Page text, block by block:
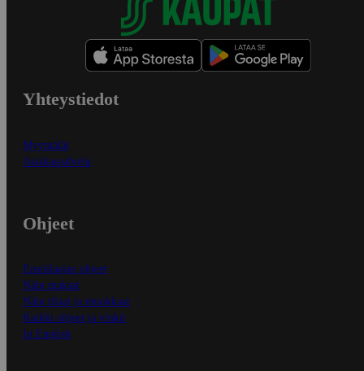
Yhteystiedot
Myymälät
Asiakaspalvelu
Ohjeet
Ensitilaajan ohjeet
Näin maksat
Näin tilaat ja muokkaat
Kaikki ohjeet ja vinkit
In English